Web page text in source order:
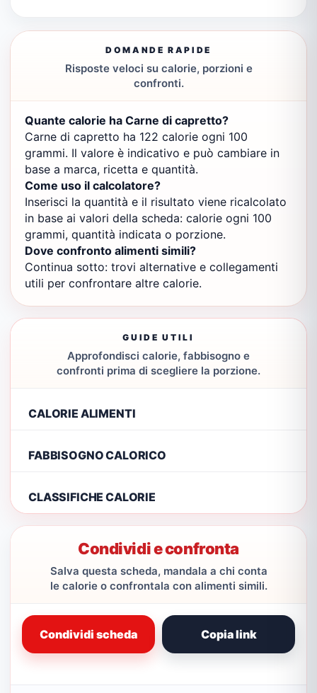
DOMANDE RAPIDE
Risposte veloci su calorie, porzioni e
confronti.
Quante calorie ha Carne di capretto?
Carne di capretto ha 122 calorie ogni 100
grammi. Il valore è indicativo e può cambiare in
base a marca, ricetta e quantità.
Come uso il calcolatore?
Inserisci la quantità e il risultato viene ricalcolato
in base ai valori della scheda: calorie ogni 100
grammi, quantità indicata o porzione.
Dove confronto alimenti simili?
Continua sotto: trovi alternative e collegamenti
utili per confrontare altre calorie.
GUIDE UTILI
Approfondisci calorie, fabbisogno e
confronti prima di scegliere la porzione.
CALORIE ALIMENTI
FABBISOGNO CALORICO
CLASSIFICHE CALORIE
Condividi e confronta
Salva questa scheda, mandala a chi conta
le calorie o confrontala con alimenti simili.
Condividi scheda Copia link